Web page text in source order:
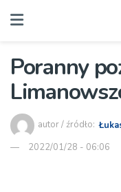
Poranny
autor / źródło:
2022/01/28 - 06:06